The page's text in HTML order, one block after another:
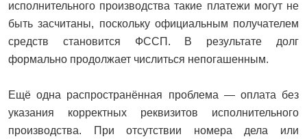
исполнительного производства такие платежи могут не
быть засчитаны, поскольку официальным получателем
средств становится ФССП. В результате долг
формально продолжает числиться непогашенным.
Ещё одна распространённая проблема — оплата без
указания корректных реквизитов исполнительного
производства. При отсутствии номера дела или